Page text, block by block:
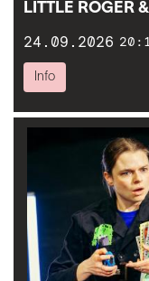
LITTLE ROGER
24.09.2026
Info